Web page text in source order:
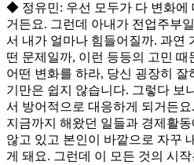
◆ 정유민: 우선 모두가 다 변화에
거든요. 그런데 아내가 전업주부
서 내가 얼마나 힘들어질까. 과연
떤 문제일까, 이런 등등의 고민 때
어떤 변화를 하라, 당신 굉장히
기만은 쉽지 않습니다. 그렇다 보
서 방어적으로 대응하게 되거든요
지금까지 해왔던 일들과 경제활
않고 있고 본인이 바깥으로 자꾸
게 돼요. 그런데 이 모든 것의 시작